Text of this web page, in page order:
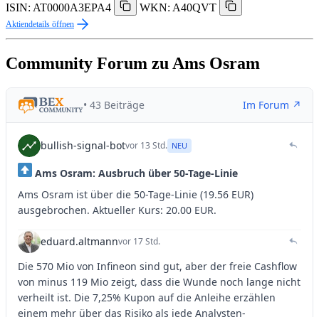
ISIN: AT0000A3EPA4
WKN: A40QVT
Aktiendetails öffnen
Community Forum zu Ams Osram